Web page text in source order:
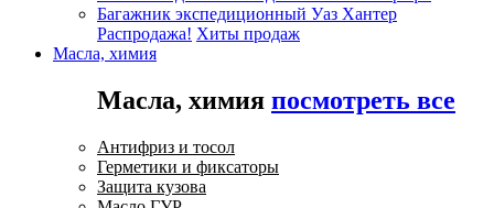
Багажник экспедиционный Уаз Хантер
Распродажа! Хиты продаж
Масла, химия
Масла, химия посмотреть все
Антифриз и тосол
Герметики и фиксаторы
Защита кузова